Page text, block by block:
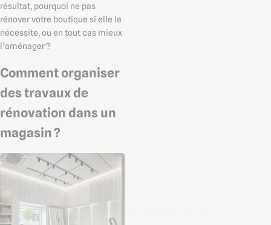
résultat, pourquoi ne pas
rénover votre boutique si elle le
nécessite, ou en tout cas mieux
l’aménager ?
Comment organiser
des travaux de
rénovation dans un
magasin ?